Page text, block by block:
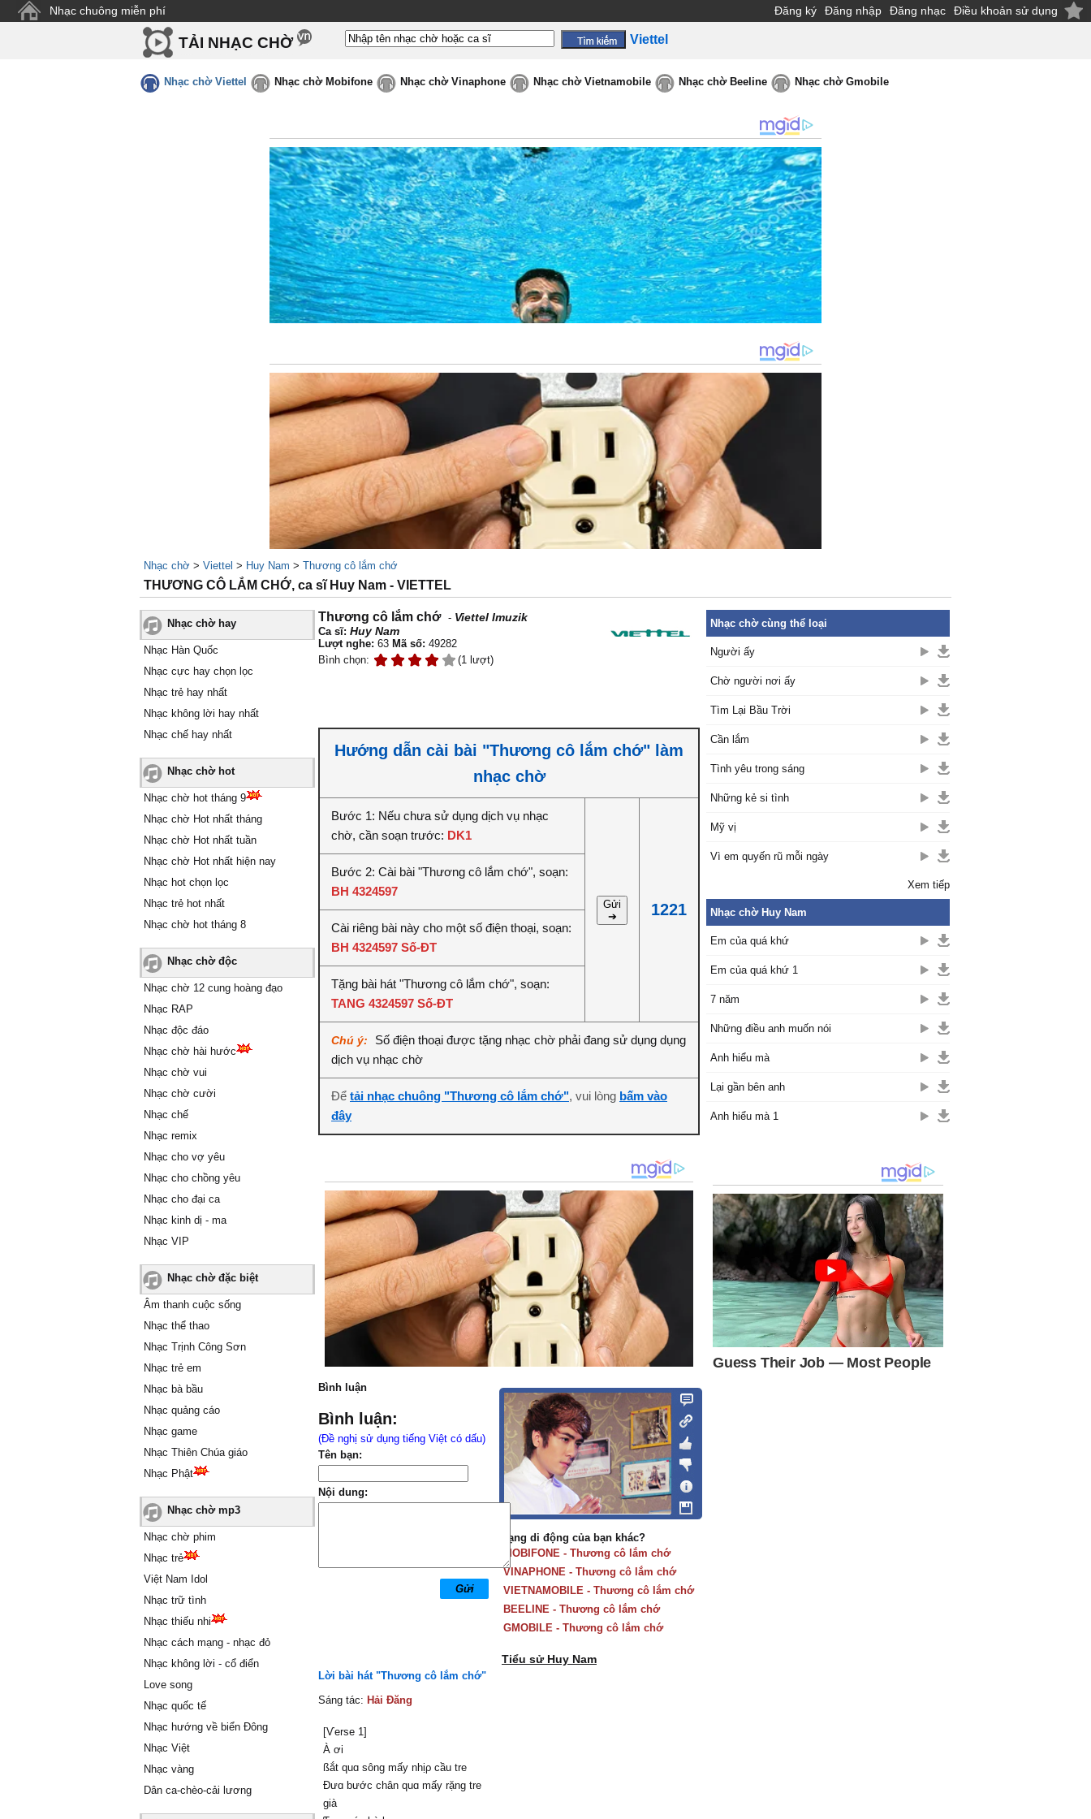
Nhạc chuông miễn phí Đăng ký Đăng nhập Đăng nhạc Điều khoản sử dụng
TẢI NHẠC CHỜ Viettel
Nhạc chờ Viettel Nhạc chờ Mobifone Nhạc chờ Vinaphone Nhạc chờ Vietnamobile Nhạc chờ Beeline Nhạc chờ Gmobile
Nhạc chờ > Viettel > Huy Nam > Thương cô lắm chớ
THƯƠNG CÔ LẮM CHỚ, ca sĩ Huy Nam - VIETTEL
Nhạc chờ hay
Nhạc Hàn Quốc
Nhạc cực hay chọn lọc
Nhạc trẻ hay nhất
Nhạc không lời hay nhất
Nhạc chế hay nhất
Nhạc chờ hot
Nhạc chờ hot tháng 9
Nhạc chờ Hot nhất tháng
Nhạc chờ Hot nhất tuần
Nhạc chờ Hot nhất hiện nay
Nhạc hot chọn lọc
Nhạc trẻ hot nhất
Nhạc chờ hot tháng 8
Nhạc chờ độc
Nhạc chờ 12 cung hoàng đạo
Nhạc RAP
Nhạc độc đáo
Nhạc chờ hài hước
Nhạc chờ vui
Nhạc chờ cười
Nhạc chế
Nhạc remix
Nhạc cho vợ yêu
Nhạc cho chồng yêu
Nhạc cho đại ca
Nhạc kinh dị - ma
Nhạc VIP
Nhạc chờ đặc biệt
Âm thanh cuộc sống
Nhạc thể thao
Nhạc Trịnh Công Sơn
Nhạc trẻ em
Nhạc bà bầu
Nhạc quảng cáo
Nhạc game
Nhạc Thiên Chúa giáo
Nhạc Phật
Nhạc chờ mp3
Nhạc chờ phim
Nhạc trẻ
Việt Nam Idol
Nhạc trữ tình
Nhạc thiếu nhi
Nhạc cách mạng - nhạc đỏ
Nhạc không lời - cổ điển
Love song
Nhạc quốc tế
Nhạc hướng về biển Đông
Nhạc Việt
Nhạc vàng
Dân ca-chèo-cải lương
Thương cô lắm chớ - Viettel Imuzik
Ca sĩ: Huy Nam
Lượt nghe: 63 Mã số: 49282
Bình chọn:
(1 lượt)
Hướng dẫn cài bài "Thương cô lắm chớ" làm
nhạc chờ
Bước 1: Nếu chưa sử dụng dịch vụ nhạc
chờ, cần soạn trước: DK1
Gửi
➔
1221
Bước 2: Cài bài "Thương cô lắm chớ", soạn:
BH 4324597
Cài riêng bài này cho một số điện thoại, soạn:
BH 4324597 Số-ĐT
Tặng bài hát "Thương cô lắm chớ", soạn:
TANG 4324597 Số-ĐT
Chú ý:
Số điện thoại được tặng nhạc chờ phải đang sử dụng dụng
dịch vụ nhạc chờ
Để tải nhạc chuông "Thương cô lắm chớ", vui lòng bấm vào
đây
Bình luận
Bình luận:
(Đề nghị sử dụng tiếng Việt có dấu)
Tên bạn:
Nội dung:
Mạng di động của bạn khác?
MOBIFONE - Thương cô lắm chớ
VINAPHONE - Thương cô lắm chớ
VIETNAMOBILE - Thương cô lắm chớ
BEELINE - Thương cô lắm chớ
GMOBILE - Thương cô lắm chớ
Tiểu sử Huy Nam
Lời bài hát "Thương cô lắm chớ"
Sáng tác: Hải Đăng
[Ѵerse 1]
À ơi
ßắt quɑ sông mấу nhịρ cầu tre
Đưɑ bước chân quɑ mấу rặng tre
già
Nhạc chờ cùng thể loại
Người ấy
Chờ người nơi ấy
Tìm Lại Bầu Trời
Cần lắm
Tình yêu trong sáng
Những kẻ si tình
Mỹ vị
Vì em quyến rũ mỗi ngày
Xem tiếp
Nhạc chờ Huy Nam
Em của quá khứ
Em của quá khứ 1
7 năm
Những điều anh muốn nói
Anh hiểu mà
Lại gần bên anh
Anh hiểu mà 1